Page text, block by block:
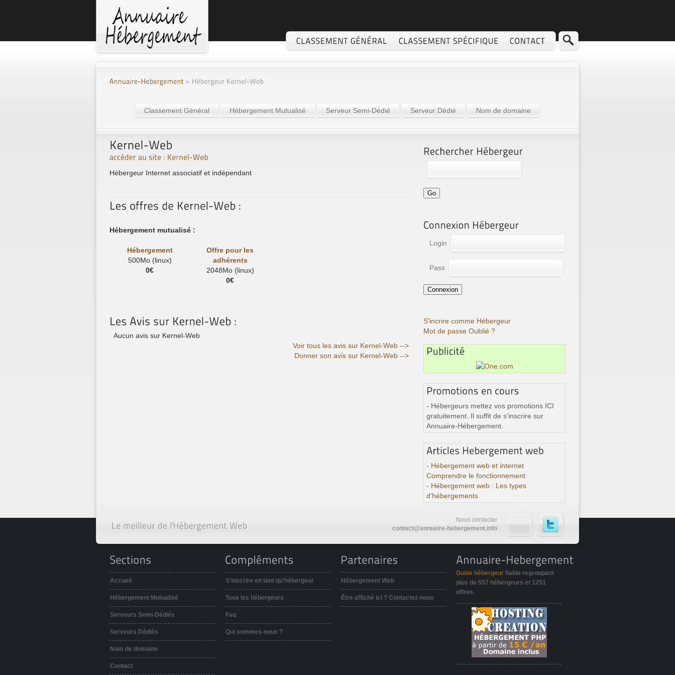
Classement Général Hébergement Mutualisé Serveur Semi-Dédié Serveur Dédié Nom de domaine
Hébergeur Internet associatif et indépendant
Hébergement mutualisé :
Hébergement
500Mo (linux)
0€
Offre pour les
adhérents
2048Mo (linux)
0€
Aucun avis sur Kernel-Web
Voir tous les avis sur Kernel-Web -->
Donner son avis sur Kernel-Web -->
Login
Pass
S'incrire comme Hébergeur
Mot de passe Oublié ?
- Hébergeurs mettez vos promotions ICI
gratuitement. Il suffit de s'inscrire sur
Annuaire-Hébergement.
- Hébergement web et internet
Comprendre le fonctionnement
- Hébergement web : Les types
d'hébergements
Nous contacter
contact@annuaire-hebergement.info
Accueil
Hébergement Mutualisé
Serveurs Semi-Dédiés
Serveurs Dédiés
Nom de domaine
Contact
S'inscrire en tant qu'hébergeur
Tous les hébergeurs
Faq
Qui sommes-nous ?
Hébergement Web
Être affiché ici ? Contactez-nous
Guide hébergeur fiable regroupant
plus de 557 hébergeurs et 1251
offres.